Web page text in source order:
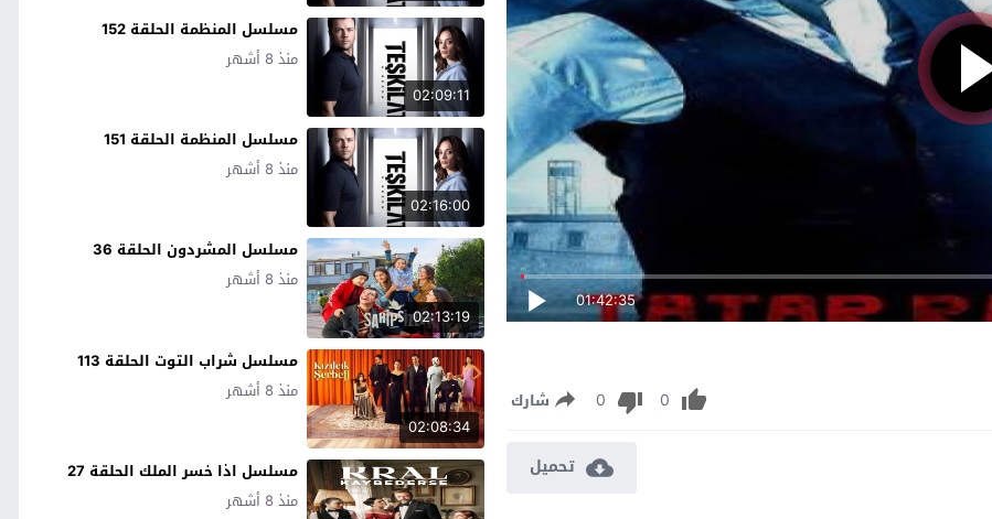
01:42:35
0
0 شارك
تحميل
02:09:11
مسلسل المنظمة الحلقة 152
منذ 8 أشهر
02:16:00
مسلسل المنظمة الحلقة 151
منذ 8 أشهر
02:13:19
مسلسل المشردون الحلقة 36
منذ 8 أشهر
02:08:34
مسلسل شراب التوت الحلقة 113
منذ 8 أشهر
مسلسل اذا خسر الملك الحلقة 27
منذ 8 أشهر